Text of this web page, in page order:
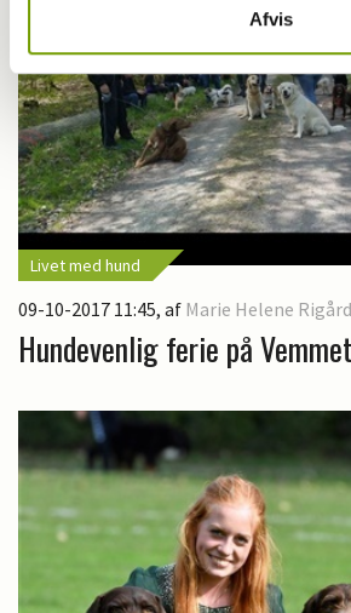
Afvis
Livet med hund
09-10-2017 11:45, af Marie Helene
Hundevenlig ferie på